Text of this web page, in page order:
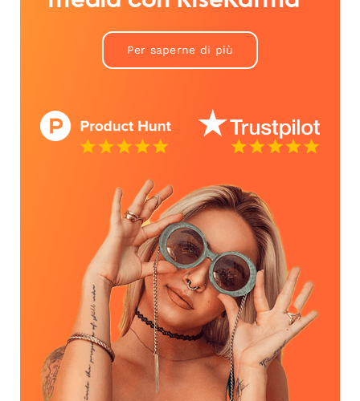
Per saperne di più